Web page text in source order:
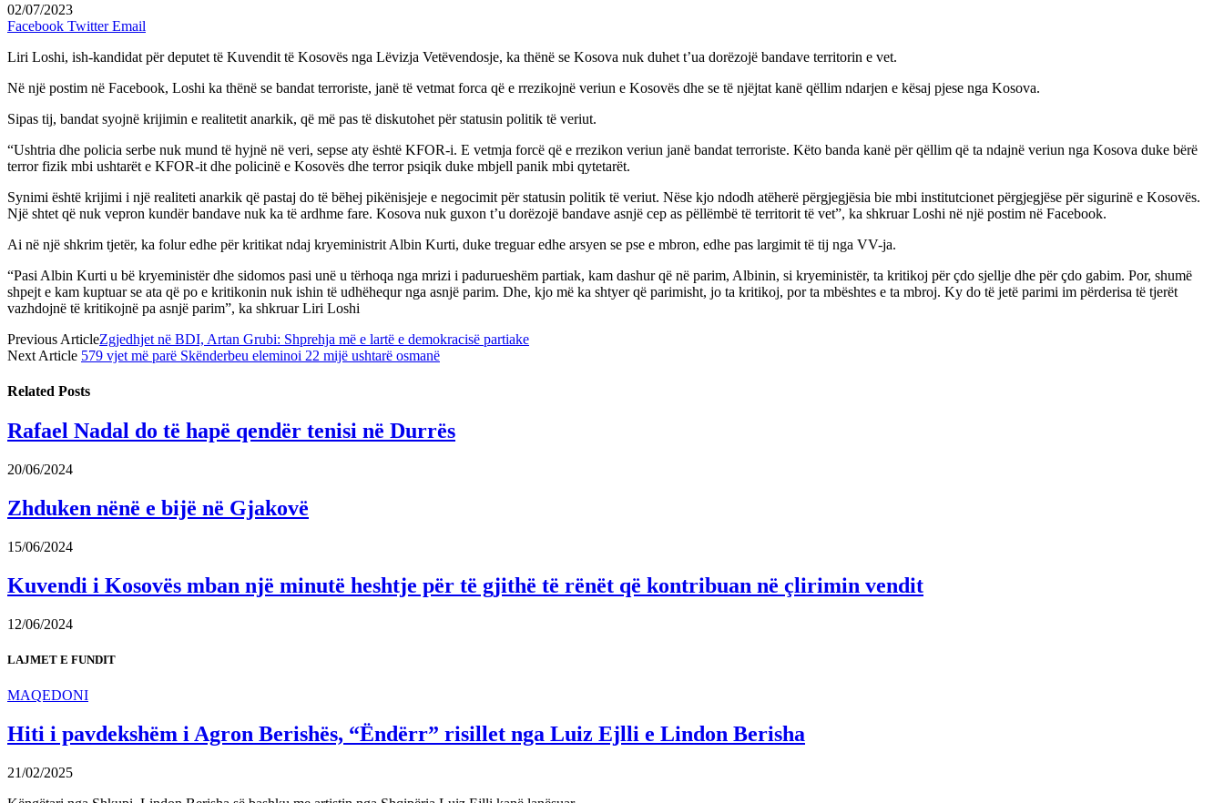
02/07/2023
Facebook Twitter Email
Liri Loshi, ish-kandidat për deputet të Kuvendit të Kosovës nga Lëvizja Vetëvendosje, ka thënë se Kosova nuk duhet t’ua dorëzojë bandave territorin e vet.
Në një postim në Facebook, Loshi ka thënë se bandat terroriste, janë të vetmat forca që e rrezikojnë veriun e Kosovës dhe se të njëjtat kanë qëllim ndarjen e kësaj pjese nga Kosova.
Sipas tij, bandat syojnë krijimin e realitetit anarkik, që më pas të diskutohet për statusin politik të veriut.
“Ushtria dhe policia serbe nuk mund të hyjnë në veri, sepse aty është KFOR-i. E vetmja forcë që e rrezikon veriun janë bandat terroriste. Këto banda kanë për qëllim që ta ndajnë veriun nga Kosova duke bërë
terror fizik mbi ushtarët e KFOR-it dhe policinë e Kosovës dhe terror psiqik duke mbjell panik mbi qytetarët.
Synimi është krijimi i një realiteti anarkik që pastaj do të bëhej pikënisjeje e negocimit për statusin politik të veriut. Nëse kjo ndodh atëherë përgjegjësia bie mbi institutcionet përgjegjëse për sigurinë e Kosovës.
Një shtet që nuk vepron kundër bandave nuk ka të ardhme fare. Kosova nuk guxon t’u dorëzojë bandave asnjë cep as pëllëmbë të territorit të vet”, ka shkruar Loshi në një postim në Facebook.
Ai në një shkrim tjetër, ka folur edhe për kritikat ndaj kryeministrit Albin Kurti, duke treguar edhe arsyen se pse e mbron, edhe pas largimit të tij nga VV-ja.
“Pasi Albin Kurti u bë kryeministër dhe sidomos pasi unë u tërhoqa nga mrizi i padurueshëm partiak, kam dashur që në parim, Albinin, si kryeministër, ta kritikoj për çdo sjellje dhe për çdo gabim. Por, shumë
shpejt e kam kuptuar se ata që po e kritikonin nuk ishin të udhëhequr nga asnjë parim. Dhe, kjo më ka shtyer që parimisht, jo ta kritikoj, por ta mbështes e ta mbroj. Ky do të jetë parimi im përderisa të tjerët
vazhdojnë të kritikojnë pa asnjë parim”, ka shkruar Liri Loshi
Previous ArticleZgjedhjet në BDI, Artan Grubi: Shprehja më e lartë e demokracisë partiake
Next Article 579 vjet më parë Skënderbeu eleminoi 22 mijë ushtarë osmanë
Related Posts
Rafael Nadal do të hapë qendër tenisi në Durrës
20/06/2024
Zhduken nënë e bijë në Gjakovë
15/06/2024
Kuvendi i Kosovës mban një minutë heshtje për të gjithë të rënët që kontribuan në çlirimin vendit
12/06/2024
LAJMET E FUNDIT
MAQEDONI
Hiti i pavdekshëm i Agron Berishës, “Ëndërr” risillet nga Luiz Ejlli e Lindon Berisha
21/02/2025